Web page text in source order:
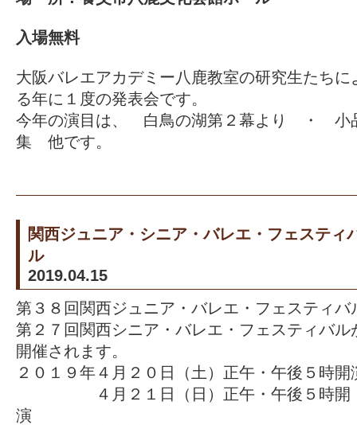
入場無料
大阪バレエアカデミー八鹿教室の研究生たちに
る年に１度の発表会です。
今年の演目は、 白鳥の湖第２幕より ・ 小
集 他です。
関西ジュニア・シニア・バレエ・フェスティ
ル
2019.04.15
第３８回関西ジュニア・バレエ・フェスティバ
第２７回関西シニア・バレエ・フェスティバル
開催されます。
２０１９年４月２０日（土）正午・午後５時開
４月２１日（日）正午・午後５時開
演